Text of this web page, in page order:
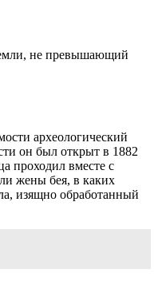
не превышающий
археологический
он был открыт в 1882
проходил вместе с
жены бея, в каких
изящно обработанный